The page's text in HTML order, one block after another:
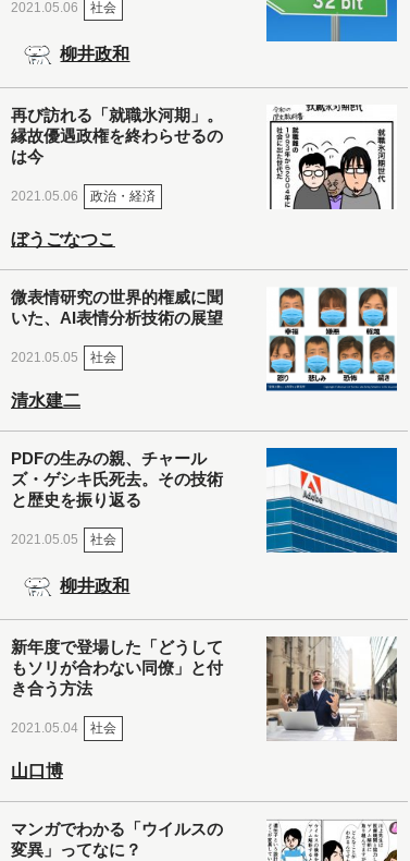
2021.05.06 社会
柳井政和
再び訪れる「就職氷河期」。
縁故優遇政権を終わらせるの
は今
2021.05.06 政治・経済
ぼうごなつこ
微表情研究の世界的権威に聞
いた、AI表情分析技術の展望
2021.05.05 社会
清水建二
PDFの生みの親、チャール
ズ・ゲシキ氏死去。その技術
と歴史を振り返る
2021.05.05 社会
柳井政和
新年度で登場した「どうして
もソリが合わない同僚」と付
き合う方法
2021.05.04 社会
山口博
マンガでわかる「ウイルスの
変異」ってなに？